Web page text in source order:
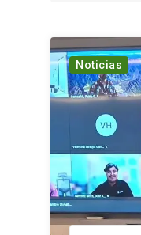
Noticias